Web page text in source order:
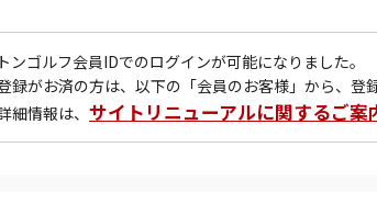
ゴルフ会員IDでのログインが可能になりました。
がお済の方は、以下の「会員のお客様」から、登
情報は、 サイトリニューアルに関するご案